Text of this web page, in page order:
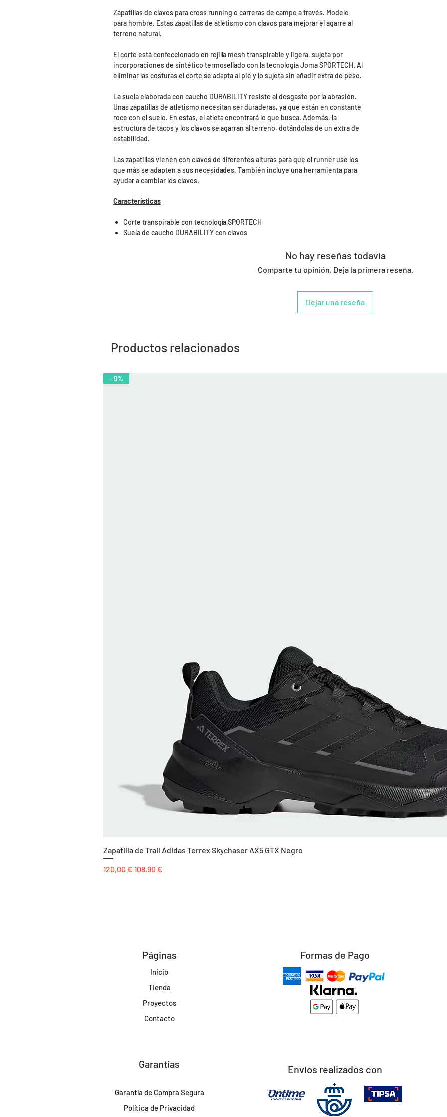
Zapatillas de clavos para cross running o carreras de campo a través. Modelo
para hombre. Estas zapatillas de atletismo con clavos para mejorar el agarre al
terreno natural.
El corte está confeccionado en rejilla mesh transpirable y ligera, sujeta por
incorporaciones de sintético termosellado con la tecnología Joma SPORTECH. Al
eliminar las costuras el corte se adapta al pie y lo sujeta sin añadir extra de peso.
La suela elaborada con caucho DURABILITY resiste al desgaste por la abrasión.
Unas zapatillas de atletismo necesitan ser duraderas, ya que están en constante
roce con el suelo. En estas, el atleta encontrará lo que busca. Además, la
estructura de tacos y los clavos se agarran al terreno, dotándolas de un extra de
estabilidad.
Las zapatillas vienen con clavos de diferentes alturas para que el runner use los
que más se adapten a sus necesidades. También incluye una herramienta para
ayudar a cambiar los clavos.
Características
Corte transpirable con tecnología SPORTECH
Suela de caucho DURABILITY con clavos
No hay reseñas todavía
Comparte tu opinión. Deja la primera reseña.
Dejar una reseña
Productos relacionados
- 9%
Zapatilla de Trail Adidas Terrex Skychaser AX5 GTX Negro
Precio
120,00 € Precio de oferta
108,90 €
Páginas
Inicio
Tienda
Proyectos
Contacto
Garantías
Garantía de Compra Segura
Política de Privacidad
Formas de Pago
Envíos realizados con